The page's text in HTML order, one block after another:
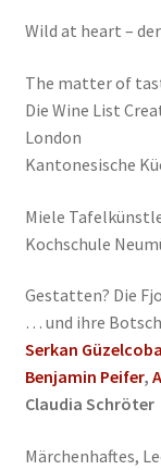
Wild at heart –
The matter of
Die Wine List
London
Kantonesische
Miele
Kochschule
Gestatten? Die
… und ihre
Serkan
Benjamin Peifer,
Claudia Schröter
Märchenhaftes,